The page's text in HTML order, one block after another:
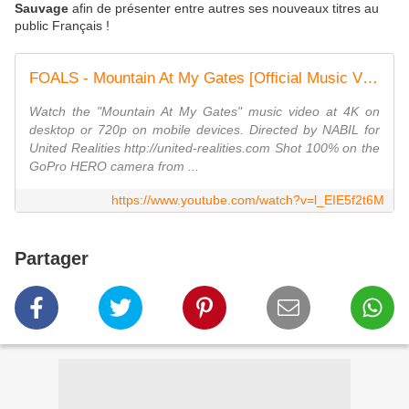
Sauvage afin de présenter entre autres ses nouveaux titres au
public Français !
FOALS - Mountain At My Gates [Official Music Video] (GoPro Spherical)
Watch the "Mountain At My Gates" music video at 4K on
desktop or 720p on mobile devices. Directed by NABIL for
United Realities http://united-realities.com Shot 100% on the
GoPro HERO camera from ...
https://www.youtube.com/watch?v=l_EIE5f2t6M
Partager